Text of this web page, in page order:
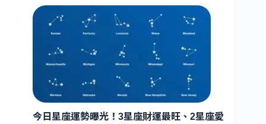
星
象
曝
今日星座運勢曝光！3星座財運最旺、2星座愛